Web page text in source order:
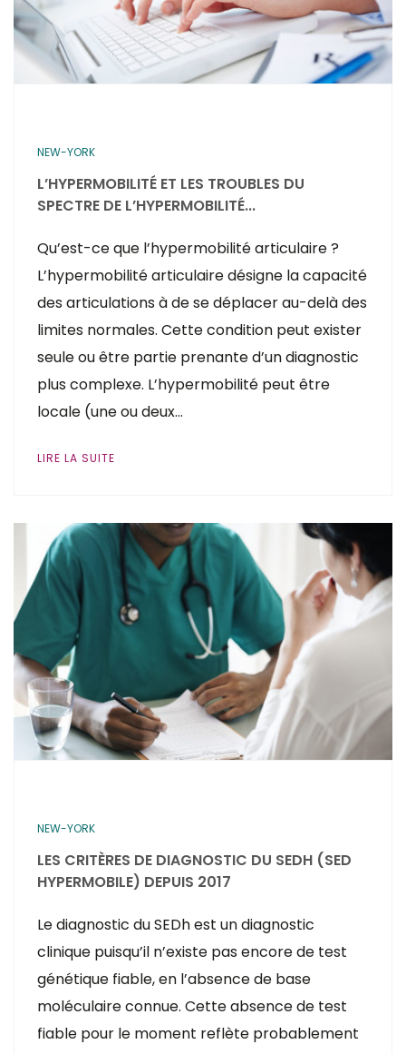
NEW-YORK
L’HYPERMOBILITÉ ET LES TROUBLES DU
SPECTRE DE L’HYPERMOBILITÉ...
Qu’est-ce que l’hypermobilité articulaire ?
L’hypermobilité articulaire désigne la capacité
des articulations à de se déplacer au-delà des
limites normales. Cette condition peut exister
seule ou être partie prenante d’un diagnostic
plus complexe. L’hypermobilité peut être
locale (une ou deux…
LIRE LA SUITE
NEW-YORK
LES CRITÈRES DE DIAGNOSTIC DU SEDH (SED
HYPERMOBILE) DEPUIS 2017
Le diagnostic du SEDh est un diagnostic
clinique puisqu’il n’existe pas encore de test
génétique fiable, en l’absence de base
moléculaire connue. Cette absence de test
fiable pour le moment reflète probablement